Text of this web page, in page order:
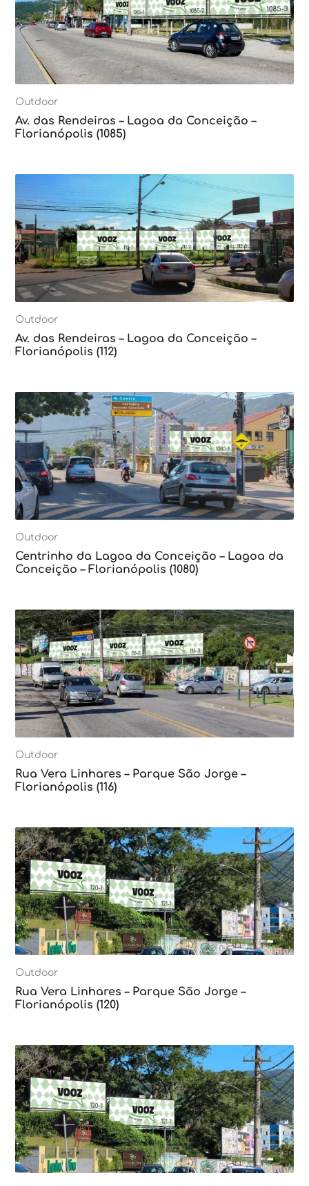
Outdoor
Av. das Rendeiras – Lagoa da Conceição –
Florianópolis (1085)
Outdoor
Av. das Rendeiras – Lagoa da Conceição –
Florianópolis (112)
Outdoor
Centrinho da Lagoa da Conceição – Lagoa da
Conceição – Florianópolis (1080)
Outdoor
Rua Vera Linhares – Parque São Jorge –
Florianópolis (116)
Outdoor
Rua Vera Linhares – Parque São Jorge –
Florianópolis (120)